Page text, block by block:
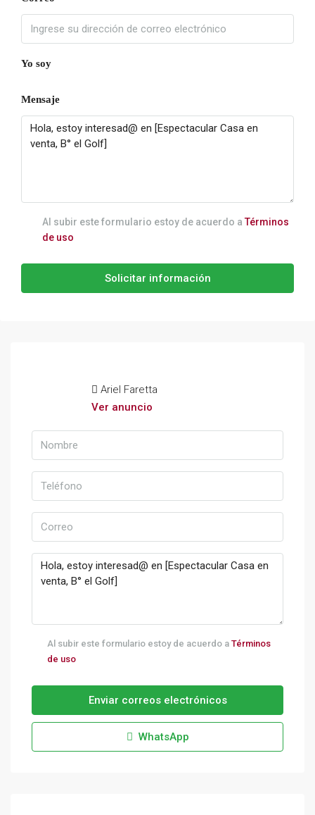
Yo soy
Mensaje
Al subir este formulario estoy de acuerdo aTérminos
de uso
Solicitar información
Ariel Faretta
Ver anuncio
Al subir este formulario estoy de acuerdo a Términos
de uso
Enviar correos electrónicos
WhatsApp